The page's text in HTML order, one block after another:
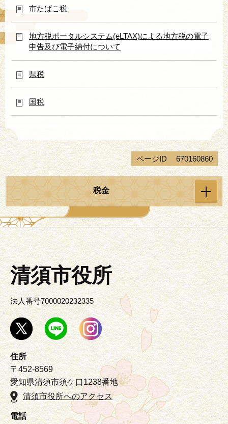
市たばこ税
地方税ポータルシステム(eLTAX)による地方税の電子
申告及び電子納付について
県税
国税
ページID 670160860
税金
清須市役所
法人番号7000020232335
住所
〒452-8569
愛知県清須市須ケ口1238番地
清須市役所へのアクセス
電話